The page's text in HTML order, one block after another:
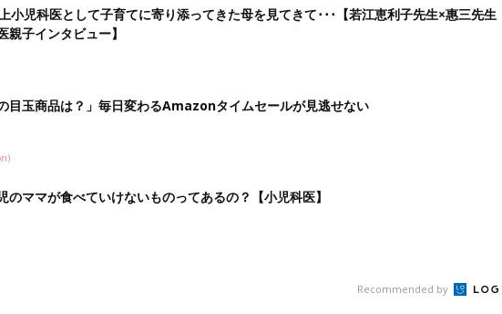
小児科医として子育てに寄り添ってきた母を見てきて･･･【若江恵利子先生×惠三先生
親子インタビュー】
の目玉商品は？」毎日変わるAmazonタイムセールが見逃せない
のママが食べていけないものってあるの？【小児科医】
Recommended by